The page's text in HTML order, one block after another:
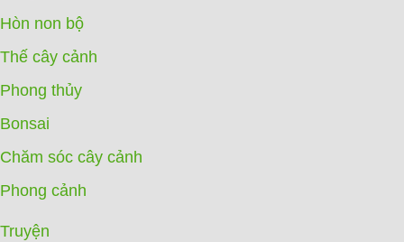
Hòn non bộ
Thế cây cảnh
Phong thủy
Bonsai
Chăm sóc cây cảnh
Phong cảnh
Truyện